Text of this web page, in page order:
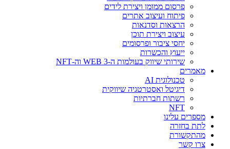
פרסום ממומן ויצירת לידים
פיתוח ועיצוב אתרים
הרצאות וסדנאות
עיצוב ויצירת תוכן
יחסי ציבור ופרסומים
ייעוץ והכשרות
שירותי שיווק בעולמות ה-WEB 3 וה-NFT
מאמרים
טכנולוגית AI
דיגיטל ואסטרטגיה שיווקית
רשתות חברתיות
NFT
מספרים עלינו
לתת בחזרה
מהתקשורת
צרו קשר